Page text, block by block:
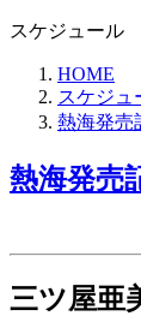
スケジュール
HOME
スケジュ
熱海発売
熱海発売
三ツ屋亜